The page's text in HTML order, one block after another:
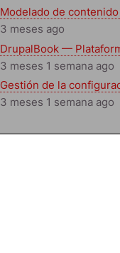
Modelado de
3 meses ago
DrupalBook —
3 meses 1 semana ago
Gestión de la
3 meses 1 semana ago